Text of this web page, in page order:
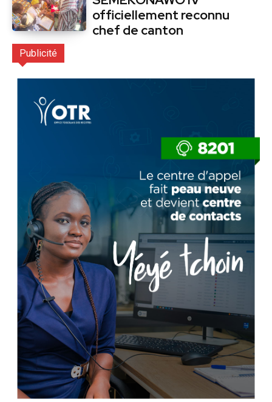
officiellement reconnu
chef de canton
Publicité